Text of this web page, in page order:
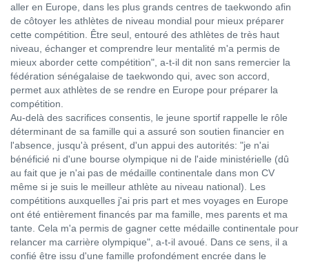
aller en Europe, dans les plus grands centres de taekwondo afin
de côtoyer les athlètes de niveau mondial pour mieux préparer
cette compétition. Être seul, entouré des athlètes de très haut
niveau, échanger et comprendre leur mentalité m'a permis de
mieux aborder cette compétition", a-t-il dit non sans remercier la
fédération sénégalaise de taekwondo qui, avec son accord,
permet aux athlètes de se rendre en Europe pour préparer la
compétition.
Au-delà des sacrifices consentis, le jeune sportif rappelle le rôle
déterminant de sa famille qui a assuré son soutien financier en
l'absence, jusqu'à présent, d'un appui des autorités: "je n'ai
bénéficié ni d'une bourse olympique ni de l'aide ministérielle (dû
au fait que je n'ai pas de médaille continentale dans mon CV
même si je suis le meilleur athlète au niveau national). Les
compétitions auxquelles j'ai pris part et mes voyages en Europe
ont été entièrement financés par ma famille, mes parents et ma
tante. Cela m'a permis de gagner cette médaille continentale pour
relancer ma carrière olympique", a-t-il avoué. Dans ce sens, il a
confié être issu d'une famille profondément encrée dans le